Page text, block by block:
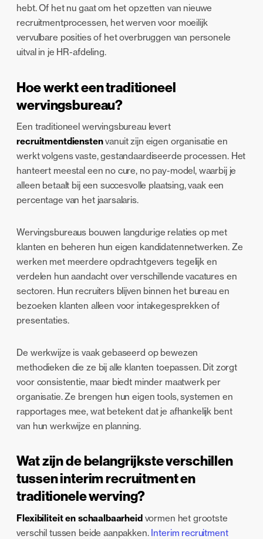
hebt. Of het nu gaat om het opzetten van nieuwe
recruitmentprocessen, het werven voor moeilijk
vervulbare posities of het overbruggen van personele
uitval in je HR-afdeling.
Hoe werkt een traditioneel
wervingsbureau?
Een traditioneel wervingsbureau levert
recruitmentdienstenvanuit zijn eigen organisatie en
werkt volgens vaste, gestandaardiseerde processen. Het
hanteert meestal een no cure, no pay-model, waarbij je
alleen betaalt bij een succesvolle plaatsing, vaak een
percentage van het jaarsalaris.
Wervingsbureaus bouwen langdurige relaties op met
klanten en beheren hun eigen kandidatennetwerken. Ze
werken met meerdere opdrachtgevers tegelijk en
verdelen hun aandacht over verschillende vacatures en
sectoren. Hun recruiters blijven binnen het bureau en
bezoeken klanten alleen voor intakegesprekken of
presentaties.
De werkwijze is vaak gebaseerd op bewezen
methodieken die ze bij alle klanten toepassen. Dit zorgt
voor consistentie, maar biedt minder maatwerk per
organisatie. Ze brengen hun eigen tools, systemen en
rapportages mee, wat betekent dat je afhankelijk bent
van hun werkwijze en planning.
Wat zijn de belangrijkste verschillen
tussen interim recruitment en
traditionele werving?
Flexibiliteit en schaalbaarheidvormen het grootste
verschil tussen beide aanpakken. Interim recruitment